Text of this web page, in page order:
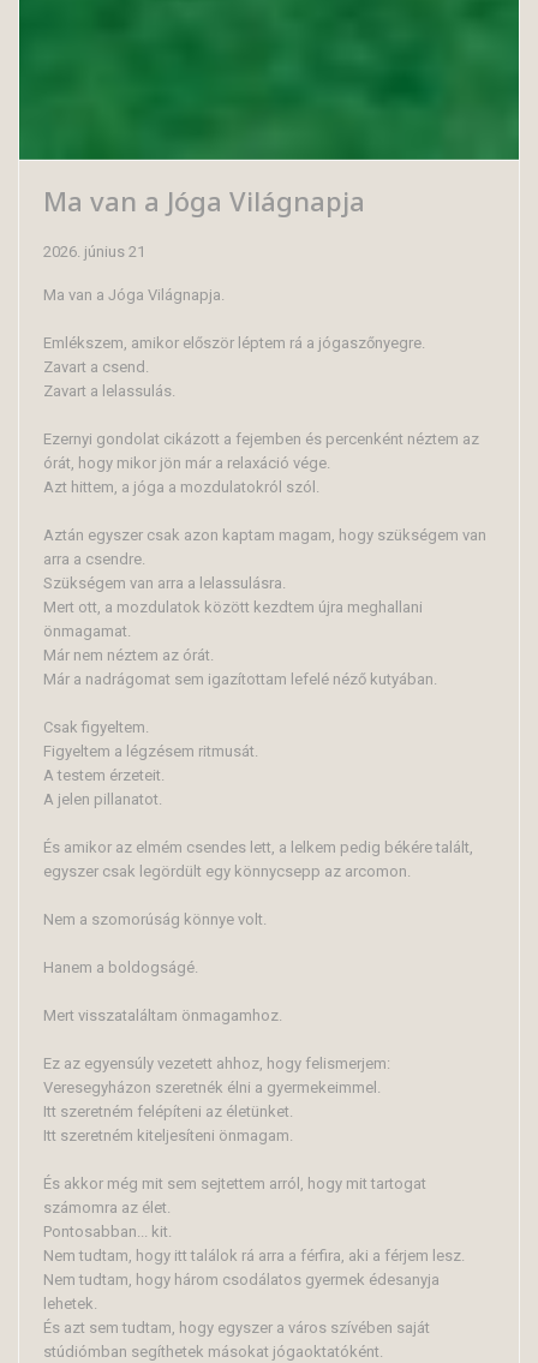
Ma van a Jóga Világnapja
2026. június 21
Ma van a Jóga Világnapja.
Emlékszem, amikor először léptem rá a jógaszőnyegre.
Zavart a csend.
Zavart a lelassulás.
Ezernyi gondolat cikázott a fejemben és percenként néztem az
órát, hogy mikor jön már a relaxáció vége.
Azt hittem, a jóga a mozdulatokról szól.
Aztán egyszer csak azon kaptam magam, hogy szükségem van
arra a csendre.
Szükségem van arra a lelassulásra.
Mert ott, a mozdulatok között kezdtem újra meghallani
önmagamat.
Már nem néztem az órát.
Már a nadrágomat sem igazítottam lefelé néző kutyában.
Csak figyeltem.
Figyeltem a légzésem ritmusát.
A testem érzeteit.
A jelen pillanatot.
És amikor az elmém csendes lett, a lelkem pedig békére talált,
egyszer csak legördült egy könnycsepp az arcomon.
Nem a szomorúság könnye volt.
Hanem a boldogságé.
Mert visszataláltam önmagamhoz.
Ez az egyensúly vezetett ahhoz, hogy felismerjem:
Veresegyházon szeretnék élni a gyermekeimmel.
Itt szeretném felépíteni az életünket.
Itt szeretném kiteljesíteni önmagam.
És akkor még mit sem sejtettem arról, hogy mit tartogat
számomra az élet.
Pontosabban... kit.
Nem tudtam, hogy itt találok rá arra a férfira, aki a férjem lesz.
Nem tudtam, hogy három csodálatos gyermek édesanyja
lehetek.
És azt sem tudtam, hogy egyszer a város szívében saját
stúdiómban segíthetek másokat jógaoktatóként.